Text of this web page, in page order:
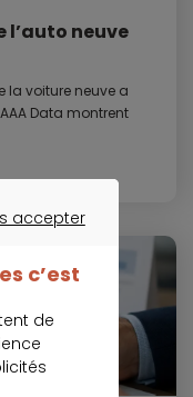
l’auto neuve
la voiture neuve a
Data montrent
accepter
c’est
de